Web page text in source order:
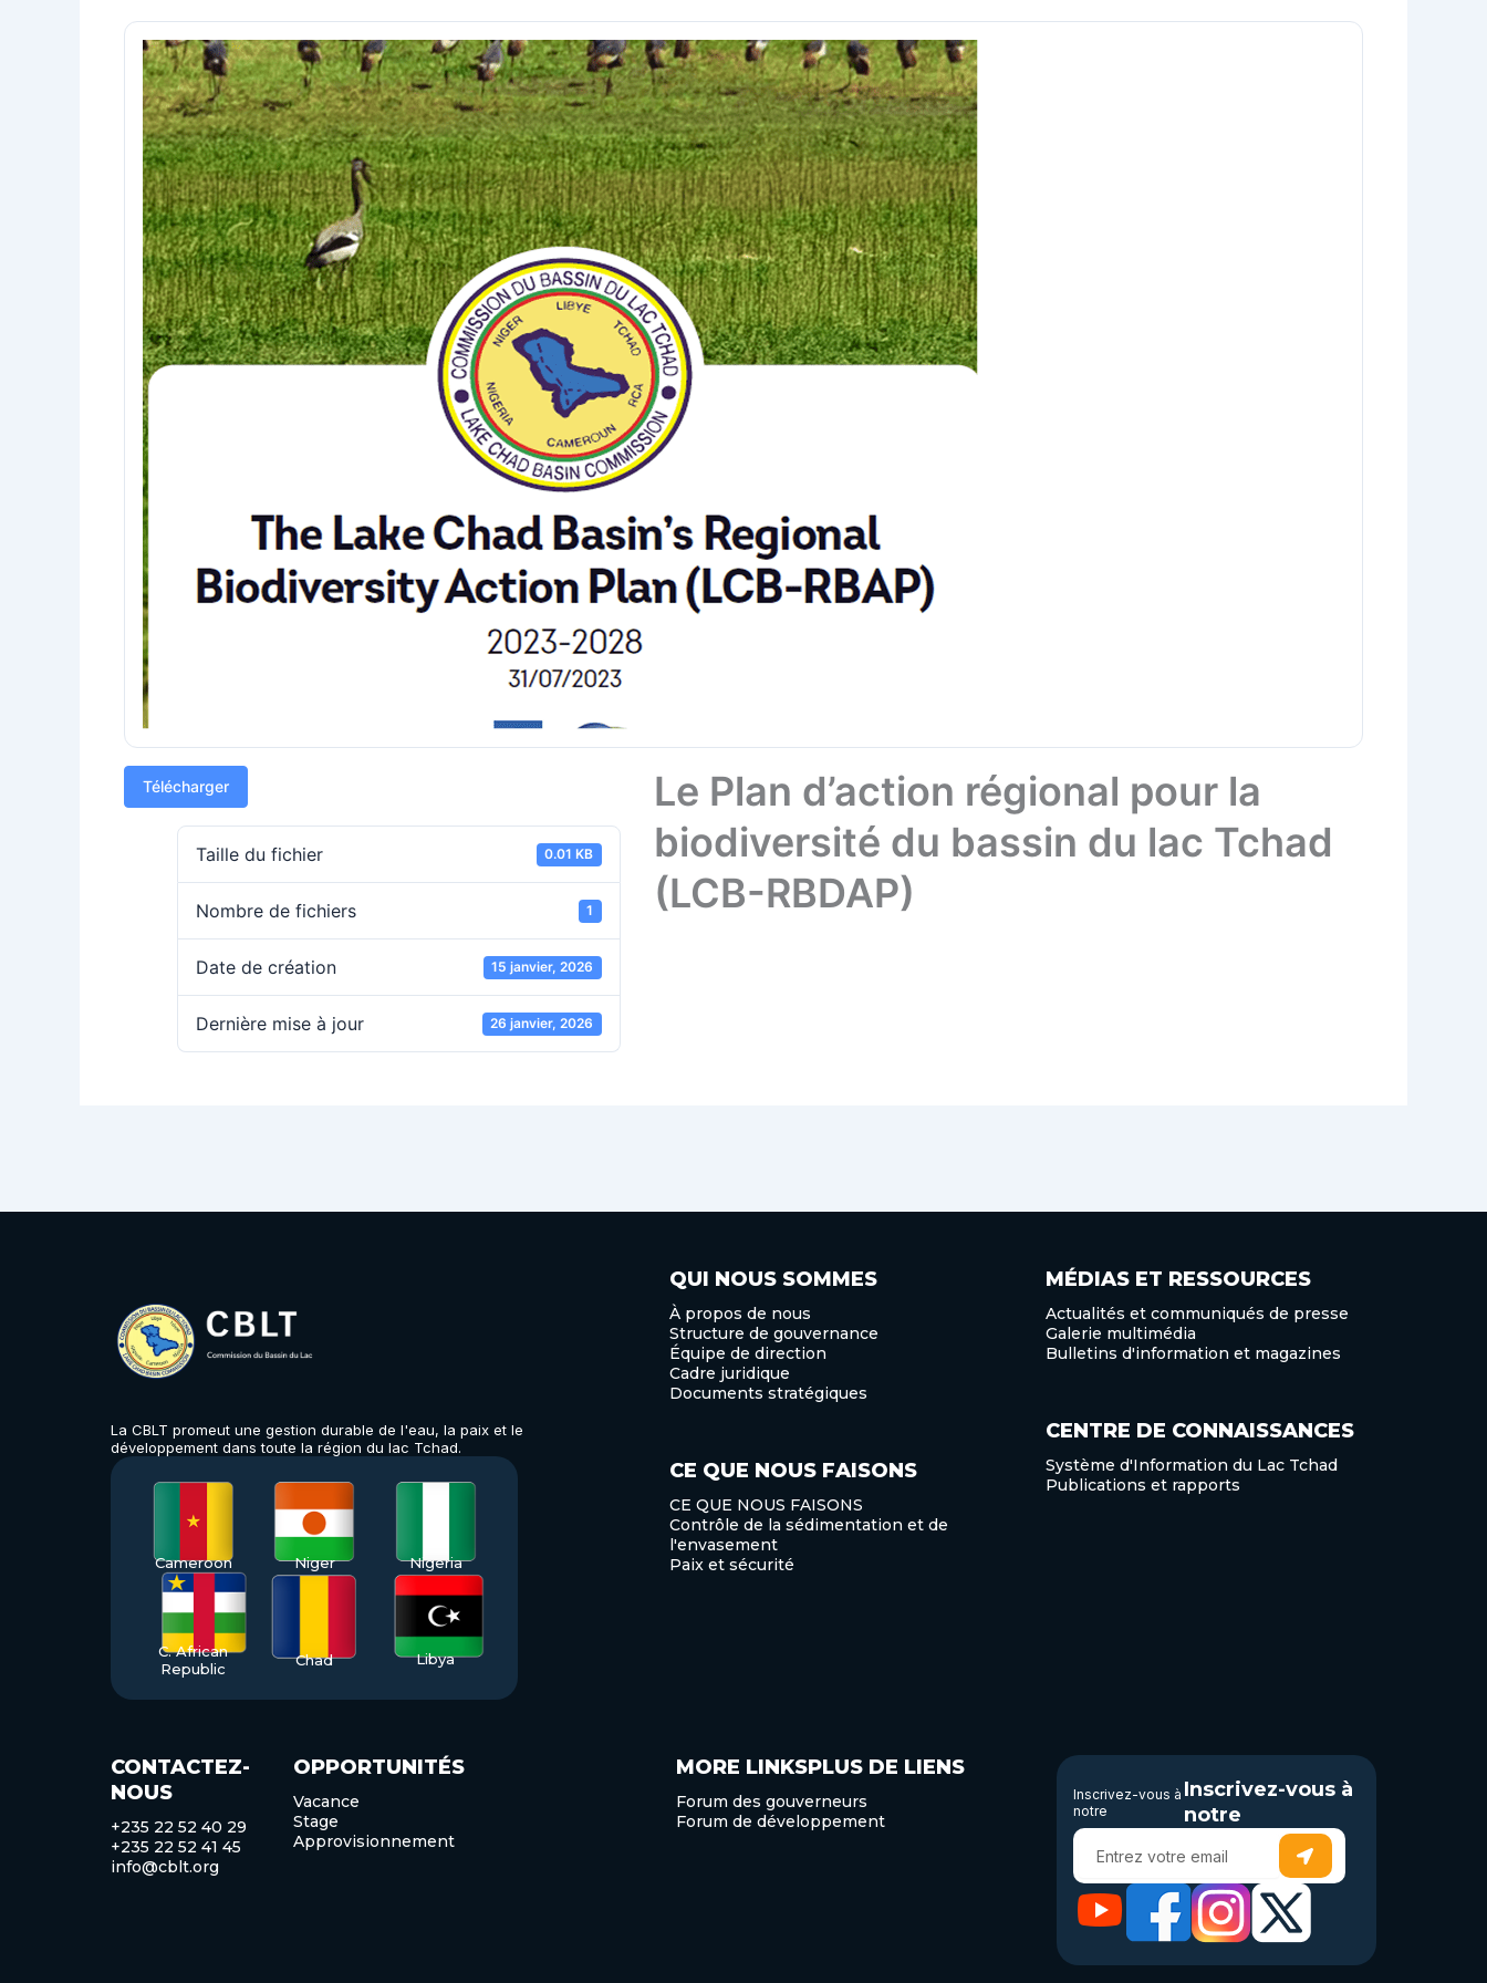
Télécharger
Taille du fichier 0.01 KB
Nombre de fichiers 1
Date de création 15 janvier, 2026
Dernière mise à jour 26 janvier, 2026
Le Plan d’action régional pour la
biodiversité du bassin du lac Tchad
(LCB-RBDAP)
La CBLT promeut une gestion durable de l'eau, la paix et le
développement dans toute la région du lac Tchad.
Cameroon Niger Nigeria
C. African
Republic
Chad Libya
QUI NOUS SOMMES
À propos de nous
Structure de gouvernance
Équipe de direction
Cadre juridique
Documents stratégiques
CE QUE NOUS FAISONS
CE QUE NOUS FAISONS
Contrôle de la sédimentation et de
l'envasement
Paix et sécurité
MÉDIAS ET RESSOURCES
Actualités et communiqués de presse
Galerie multimédia
Bulletins d'information et magazines
CENTRE DE CONNAISSANCES
Système d'Information du Lac Tchad
Publications et rapports
CONTACTEZ-
NOUS
+235 22 52 40 29
+235 22 52 41 45
info@cblt.org
OPPORTUNITÉS
Vacance
Stage
Approvisionnement
MORE LINKSPLUS DE LIENS
Forum des gouverneurs
Forum de développement
Inscrivez-vous à
notre
Inscrivez-vous à
notre
your
email
Submit